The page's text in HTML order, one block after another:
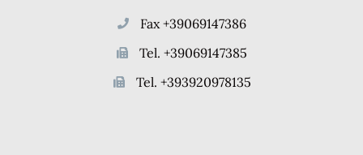
Fax +39069147386
Tel. +39069147385
Tel. +393920978135